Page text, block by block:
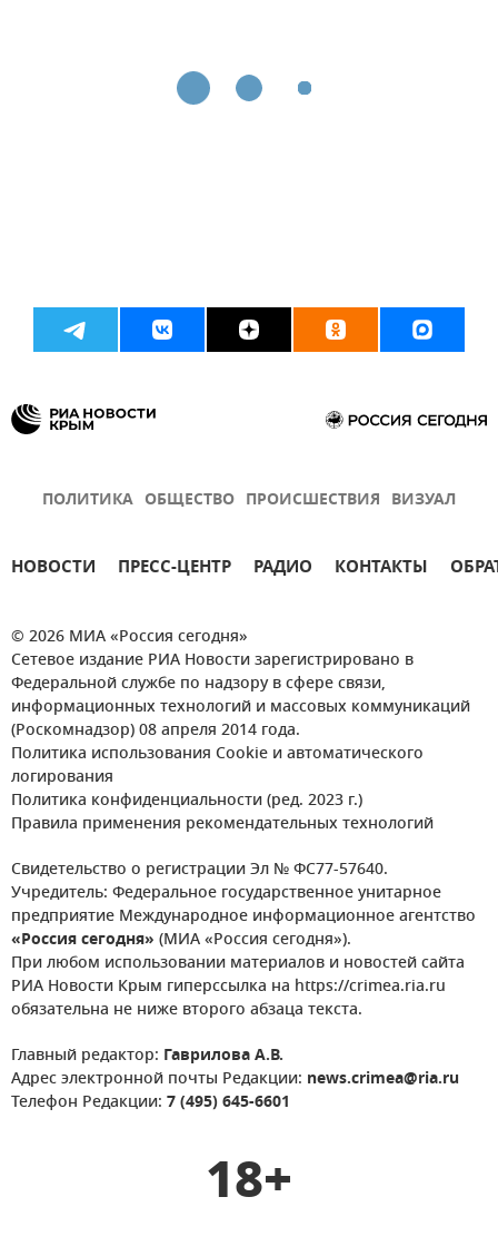
ПОЛИТИКА ОБЩЕСТВО ПРОИСШЕСТВИЯ ВИЗУАЛ
НОВОСТИ ПРЕСС-ЦЕНТР РАДИО КОНТАКТЫ
© 2026 МИА «Россия сегодня»
Сетевое издание РИА Новости зарегистрировано в
Федеральной службе по надзору в сфере связи,
информационных технологий и массовых коммуникаций
(Роскомнадзор) 08 апреля 2014 года.
Политика использования Cookie и автоматического
логирования
Политика конфиденциальности (ред. 2023 г.)
Правила применения рекомендательных технологий
Свидетельство о регистрации Эл № ФС77-57640.
Учредитель: Федеральное государственное унитарное
предприятие Международное информационное агентство
«Россия сегодня» (МИА «Россия сегодня»).
При любом использовании материалов и новостей сайта
РИА Новости Крым гиперссылка на https://crimea.ria.ru
обязательна не ниже второго абзаца текста.
Главный редактор: Гаврилова А.В.
Адрес электронной почты Редакции: news.crimea@ria.ru
Телефон Редакции: 7 (495) 645-6601
18+